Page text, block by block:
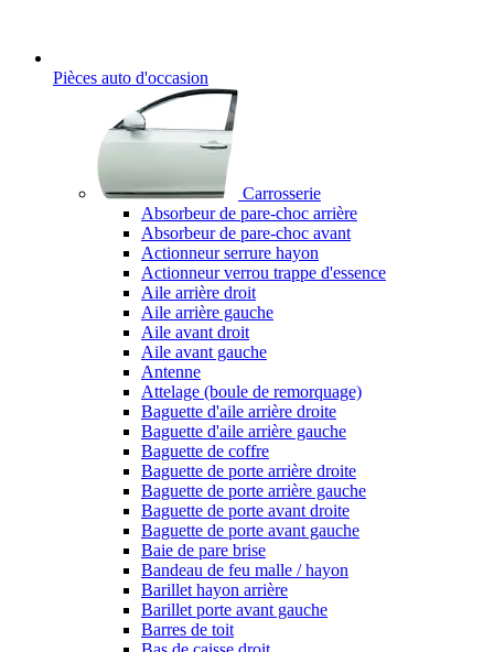
Pièces auto d'occasion
Carrosserie
Absorbeur de pare-choc arrière
Absorbeur de pare-choc avant
Actionneur serrure hayon
Actionneur verrou trappe d'essence
Aile arrière droit
Aile arrière gauche
Aile avant droit
Aile avant gauche
Antenne
Attelage (boule de remorquage)
Baguette d'aile arrière droite
Baguette d'aile arrière gauche
Baguette de coffre
Baguette de porte arrière droite
Baguette de porte arrière gauche
Baguette de porte avant droite
Baguette de porte avant gauche
Baie de pare brise
Bandeau de feu malle / hayon
Barillet hayon arrière
Barillet porte avant gauche
Barres de toit